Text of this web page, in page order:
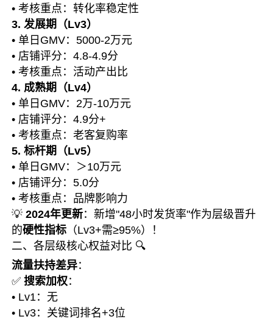
• 考核重点：转化率稳定性
3. 发展期（Lv3）
• 单日GMV：5000-2万元
• 店铺评分：4.8-4.9分
• 考核重点：活动产出比
4. 成熟期（Lv4）
• 单日GMV：2万-10万元
• 店铺评分：4.9分+
• 考核重点：老客复购率
5. 标杆期（Lv5）
• 单日GMV：＞10万元
• 店铺评分：5.0分
• 考核重点：品牌影响力
💡2024年更新：新增"48小时发货率"作为层级晋升
的硬性指标 （Lv3+需≥95%）！
二、各层级核心权益对比 🔍
流量扶持差异：
✅搜索加权：
• Lv1：无
• Lv3：关键词排名+3位